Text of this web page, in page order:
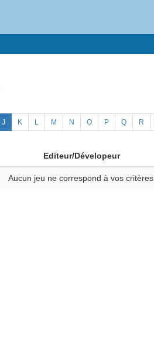
J K L M N O P Q R
Editeur/Dévelopeur
Aucun jeu ne correspond à vos critères.